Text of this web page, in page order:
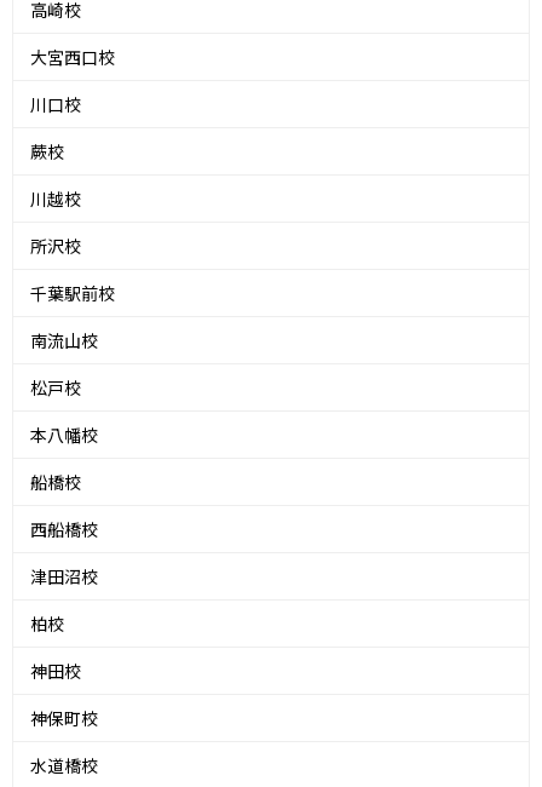
高崎校
大宮西口校
川口校
蕨校
川越校
所沢校
千葉駅前校
南流山校
松戸校
本八幡校
船橋校
西船橋校
津田沼校
柏校
神田校
神保町校
水道橋校